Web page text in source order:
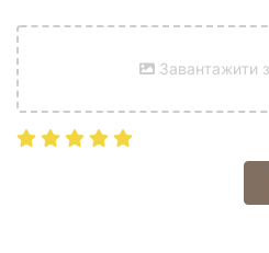
Завантажити